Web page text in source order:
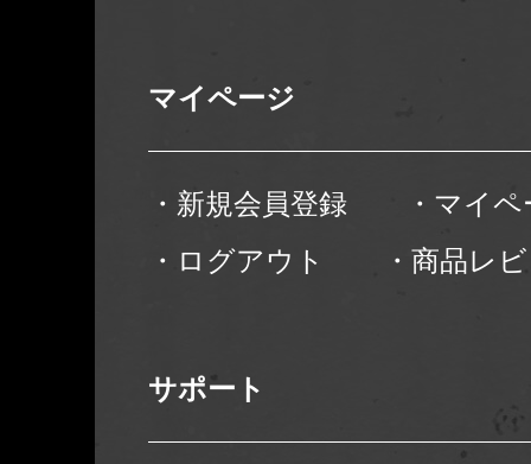
マイページ
・新規会員登録
・マイ
・ログアウト
・商品レ
サポート